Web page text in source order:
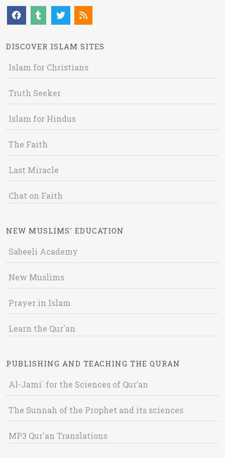
DISCOVER ISLAM SITES
Islam for Christians
Truth Seeker
Islam for Hindus
The Faith
Last Miracle
Chat on Faith
NEW MUSLIMS' EDUCATION
Sabeeli Academy
New Muslims
Prayer in Islam
Learn the Qur'an
PUBLISHING AND TEACHING THE QURAN
Al-Jami` for the Sciences of Qur’an
The Sunnah of the Prophet and its sciences
MP3 Qur'an Translations